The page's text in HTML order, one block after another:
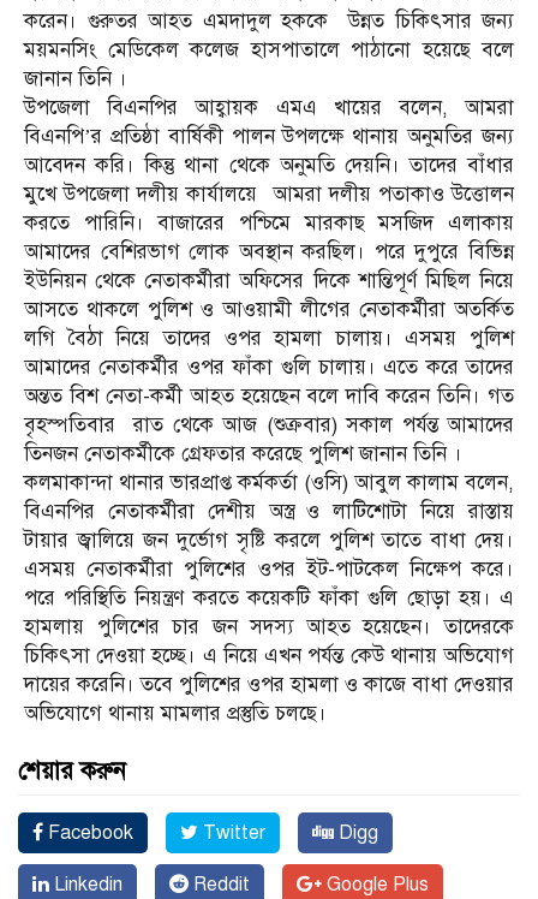
করেন। গুরুতর আহত এমদাদুল হককে উন্নত চিকিৎসার জন্য
ময়মনসিং মেডিকেল কলেজ হাসপাতালে পাঠানো হয়েছে বলে
জানান তিনি ।
উপজেলা বিএনপির আহ্বায়ক এমএ খায়ের বলেন, আমরা
বিএনপি’র প্রতিষ্ঠা বার্ষিকী পালন উপলক্ষে থানায় অনুমতির জন্য
আবেদন করি। কিন্তু থানা থেকে অনুমতি দেয়নি। তাদের বাঁধার
মুখে উপজেলা দলীয় কার্যালয়ে আমরা দলীয় পতাকাও উত্তোলন
করতে পারিনি। বাজারের পশ্চিমে মারকাছ মসজিদ এলাকায়
আমাদের বেশিরভাগ লোক অবস্থান করছিল। পরে দুপুরে বিভিন্ন
ইউনিয়ন থেকে নেতাকর্মীরা অফিসের দিকে শান্তিপূর্ণ মিছিল নিয়ে
আসতে থাকলে পুলিশ ও আওয়ামী লীগের নেতাকর্মীরা অতর্কিত
লগি বৈঠা নিয়ে তাদের ওপর হামলা চালায়। এসময় পুলিশ
আমাদের নেতাকর্মীর ওপর ফাঁকা গুলি চালায়। এতে করে তাদের
অন্তত বিশ নেতা-কর্মী আহত হয়েছেন বলে দাবি করেন তিনি। গত
বৃহস্পতিবার রাত থেকে আজ (শুক্রবার) সকাল পর্যন্ত আমাদের
তিনজন নেতাকর্মীকে গ্রেফতার করেছে পুলিশ জানান তিনি ।
কলমাকান্দা থানার ভারপ্রাপ্ত কর্মকর্তা (ওসি) আবুল কালাম বলেন,
বিএনপির নেতাকর্মীরা দেশীয় অস্ত্র ও লাটিশোটা নিয়ে রাস্তায়
টায়ার জ্বালিয়ে জন দুর্ভোগ সৃষ্টি করলে পুলিশ তাতে বাধা দেয়।
এসময় নেতাকর্মীরা পুলিশের ওপর ইট-পাটকেল নিক্ষেপ করে।
পরে পরিস্থিতি নিয়ন্ত্রণ করতে কয়েকটি ফাঁকা গুলি ছোড়া হয়। এ
হামলায় পুলিশের চার জন সদস্য আহত হয়েছেন। তাদেরকে
চিকিৎসা দেওয়া হচ্ছে। এ নিয়ে এখন পর্যন্ত কেউ থানায় অভিযোগ
দায়ের করেনি। তবে পুলিশের ওপর হামলা ও কাজে বাধা দেওয়ার
অভিযোগে থানায় মামলার প্রস্তুতি চলছে।
শেয়ার করুন
Facebook Twitter Digg
Linkedin Reddit Google Plus